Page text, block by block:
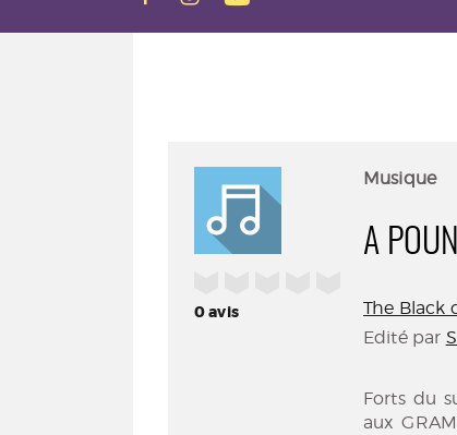
0avis
Musique
A
The Black
Edité par
Forts du
aux